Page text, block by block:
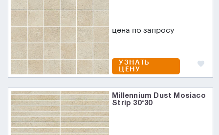
цена по запросу
УЗНАТЬ
ЦЕНУ
Millennium Dust Mosiaco
Strip 30*30